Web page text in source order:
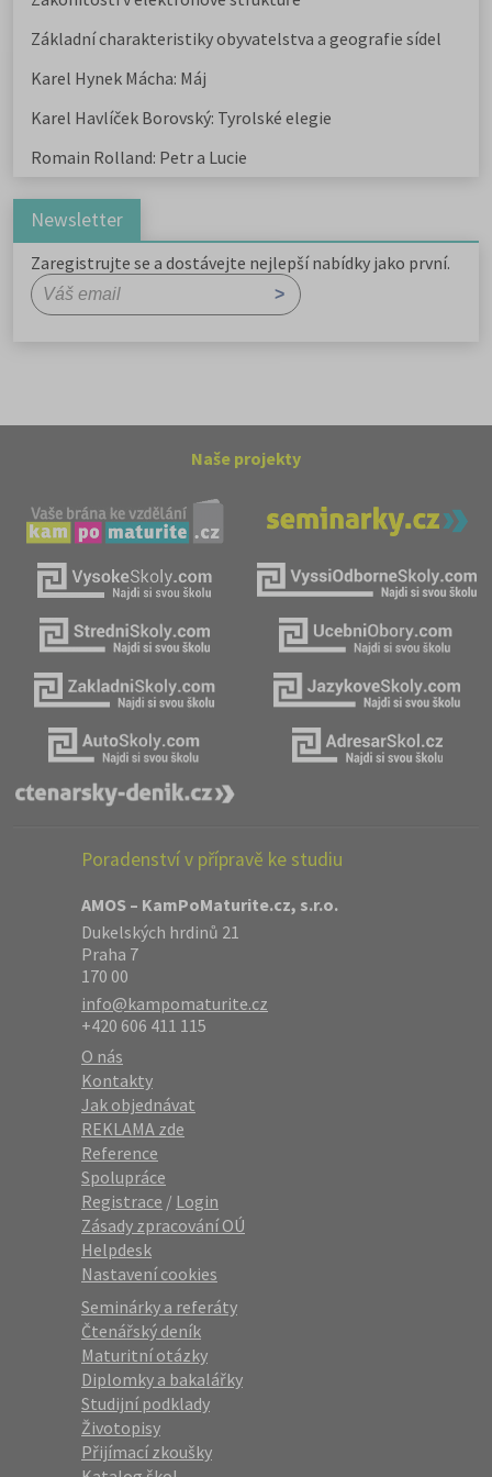
Základní charakteristiky obyvatelstva a geografie sídel
Karel Hynek Mácha: Máj
Karel Havlíček Borovský: Tyrolské elegie
Romain Rolland: Petr a Lucie
Newsletter
Zaregistrujte se a dostávejte nejlepší nabídky jako první.
Naše projekty
Poradenství v přípravě ke studiu
AMOS – KamPoMaturite.cz, s.r.o.
Dukelských hrdinů 21
Praha 7
170 00
info@kampomaturite.cz
+420 606 411 115
O nás
Kontakty
Jak objednávat
REKLAMA zde
Reference
Spolupráce
Registrace / Login
Zásady zpracování OÚ
Helpdesk
Nastavení cookies
Seminárky a referáty
Čtenářský deník
Maturitní otázky
Diplomky a bakalářky
Studijní podklady
Životopisy
Přijímací zkoušky